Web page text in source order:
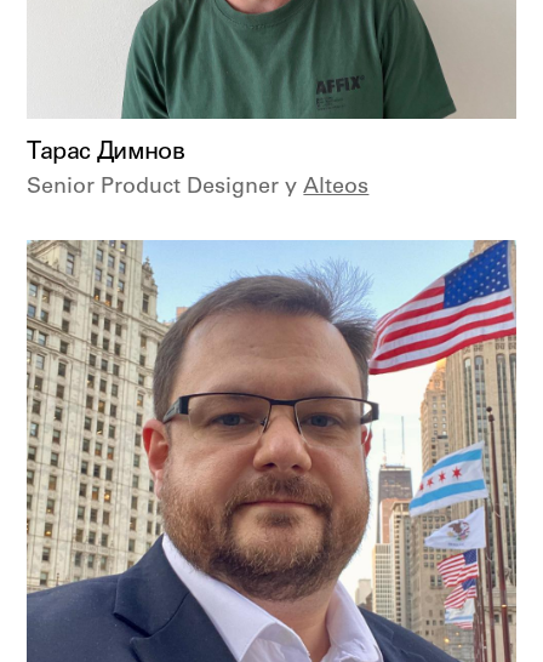
Тарас Димнов
Senior Product Designer уAlteos